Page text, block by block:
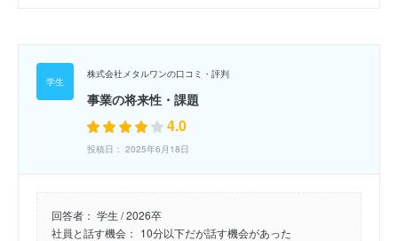
株式会社メタルワンの口コミ・評判
事業の将来性・課題
4.0
投稿日： 2025年6月18日
回答者： 学生 / 2026卒
社員と話す機会： 10分以下だが話す機会があった